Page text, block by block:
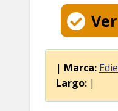
| Marca:
Largo: |